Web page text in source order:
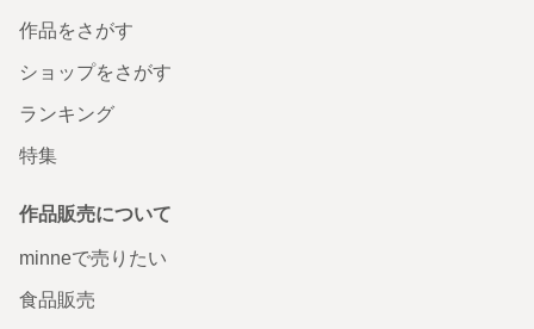
作品をさがす
ショップをさがす
ランキング
特集
作品販売について
minneで売りたい
食品販売